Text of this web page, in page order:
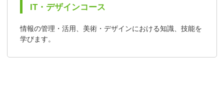
IT・デザインコース
情報の管理・活用、美術・デザインにおける知識、技能を
学びます。